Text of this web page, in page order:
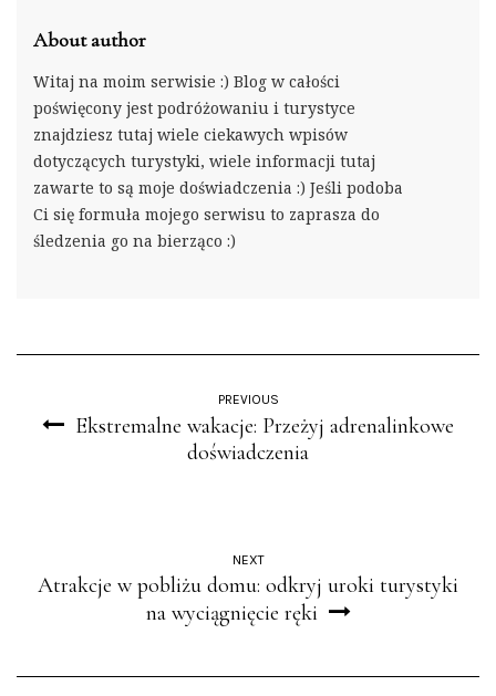
About author
Witaj na moim serwisie :) Blog w całości
poświęcony jest podróżowaniu i turystyce
znajdziesz tutaj wiele ciekawych wpisów
dotyczących turystyki, wiele informacji tutaj
zawarte to są moje doświadczenia :) Jeśli podoba
Ci się formuła mojego serwisu to zaprasza do
śledzenia go na bierząco :)
PREVIOUS
Ekstremalne wakacje: Przeżyj adrenalinkowe
doświadczenia
NEXT
Atrakcje w pobliżu domu: odkryj uroki turystyki
na wyciągnięcie ręki